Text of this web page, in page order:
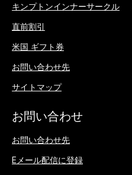
キンプトンインナーサークル
直前割引
米国 ギフト券
お問い合わせ先
サイトマップ
お問い合わせ
お問い合わせ先
Eメール配信に登録